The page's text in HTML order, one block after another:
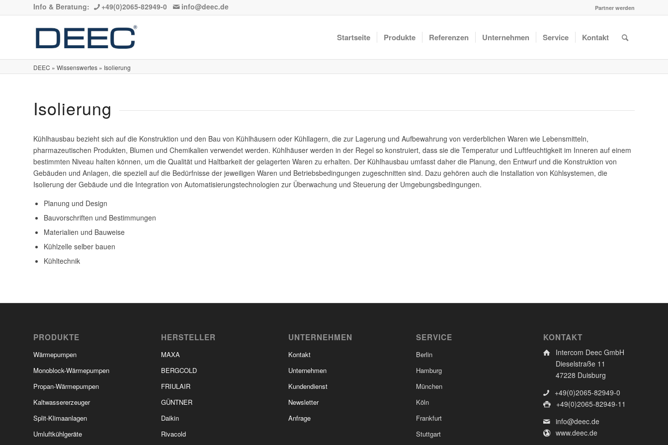
Partner werden
Info & Beratung: +49(0)2065-82949-0 info@deec.de
Startseite Produkte Referenzen Unternehmen Service Kontakt
DEEC » Wissenswertes » Isolierung
Isolierung
Kühlhausbau bezieht sich auf die Konstruktion und den Bau von Kühlhäusern oder Kühllagern, die zur Lagerung und Aufbewahrung von verderblichen Waren wie Lebensmitteln,
pharmazeutischen Produkten, Blumen und Chemikalien verwendet werden. Kühlhäuser werden in der Regel so konstruiert, dass sie die Temperatur und Luftfeuchtigkeit im Inneren auf einem
bestimmten Niveau halten können, um die Qualität und Haltbarkeit der gelagerten Waren zu erhalten. Der Kühlhausbau umfasst daher die Planung, den Entwurf und die Konstruktion von
Gebäuden und Anlagen, die speziell auf die Bedürfnisse der jeweiligen Waren und Betriebsbedingungen zugeschnitten sind. Dazu gehören auch die Installation von Kühlsystemen, die
Isolierung der Gebäude und die Integration von Automatisierungstechnologien zur Überwachung und Steuerung der Umgebungsbedingungen.
Planung und Design
Bauvorschriften und Bestimmungen
Materialien und Bauweise
Kühlzelle selber bauen
Kühltechnik
PRODUKTE
Wärmepumpen
Monoblock-Wärmepumpen
Propan-Wärmepumpen
Kaltwassererzeuger
Split-Klimaanlagen
Umluftkühlgeräte
HERSTELLER
MAXA
BERGCOLD
FRIULAIR
GÜNTNER
Daikin
Rivacold
UNTERNEHMEN
Kontakt
Unternehmen
Kundendienst
Newsletter
Anfrage
SERVICE
Berlin
Hamburg
München
Köln
Frankfurt
Stuttgart
KONTAKT
Intercom Deec GmbH
Dieselstraße 11
47228 Duisburg
+49(0)2065-82949-0
+49(0)2065-82949-11
info@deec.de
www.deec.de